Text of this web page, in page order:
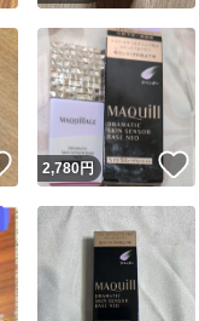
いいね！
2,780円